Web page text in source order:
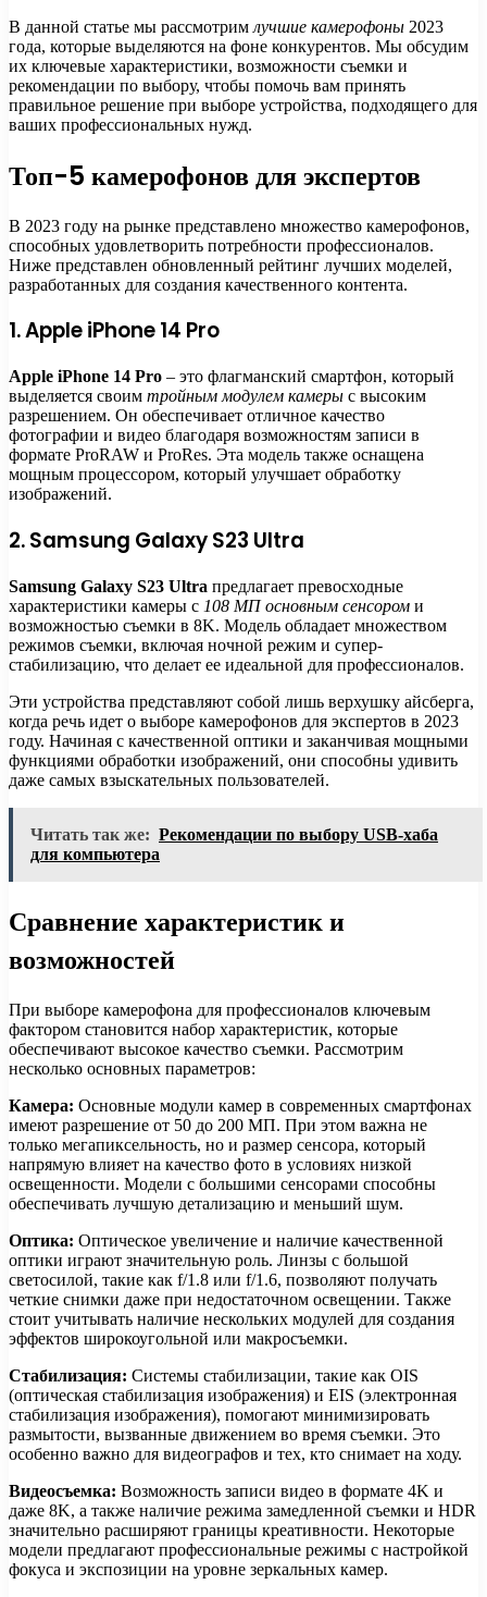
В данной статье мы рассмотрим лучшие камерофоны 2023
года, которые выделяются на фоне конкурентов. Мы обсудим
их ключевые характеристики, возможности съемки и
рекомендации по выбору, чтобы помочь вам принять
правильное решение при выборе устройства, подходящего для
ваших профессиональных нужд.
Топ-5 камерофонов для экспертов
В 2023 году на рынке представлено множество камерофонов,
способных удовлетворить потребности профессионалов.
Ниже представлен обновленный рейтинг лучших моделей,
разработанных для создания качественного контента.
1. Apple iPhone 14 Pro
Apple iPhone 14 Pro – это флагманский смартфон, который
выделяется своим тройным модулем камеры с высоким
разрешением. Он обеспечивает отличное качество
фотографии и видео благодаря возможностям записи в
формате ProRAW и ProRes. Эта модель также оснащена
мощным процессором, который улучшает обработку
изображений.
2. Samsung Galaxy S23 Ultra
Samsung Galaxy S23 Ultra предлагает превосходные
характеристики камеры с 108 МП основным сенсором и
возможностью съемки в 8K. Модель обладает множеством
режимов съемки, включая ночной режим и супер-
стабилизацию, что делает ее идеальной для профессионалов.
Эти устройства представляют собой лишь верхушку айсберга,
когда речь идет о выборе камерофонов для экспертов в 2023
году. Начиная с качественной оптики и заканчивая мощными
функциями обработки изображений, они способны удивить
даже самых взыскательных пользователей.
Читать так же: Рекомендации по выбору USB-хаба
для компьютера
Сравнение характеристик и
возможностей
При выборе камерофона для профессионалов ключевым
фактором становится набор характеристик, которые
обеспечивают высокое качество съемки. Рассмотрим
несколько основных параметров:
Камера: Основные модули камер в современных смартфонах
имеют разрешение от 50 до 200 МП. При этом важна не
только мегапиксельность, но и размер сенсора, который
напрямую влияет на качество фото в условиях низкой
освещенности. Модели с большими сенсорами способны
обеспечивать лучшую детализацию и меньший шум.
Оптика: Оптическое увеличение и наличие качественной
оптики играют значительную роль. Линзы с большой
светосилой, такие как f/1.8 или f/1.6, позволяют получать
четкие снимки даже при недостаточном освещении. Также
стоит учитывать наличие нескольких модулей для создания
эффектов широкоугольной или макросъемки.
Стабилизация: Системы стабилизации, такие как OIS
(оптическая стабилизация изображения) и EIS (электронная
стабилизация изображения), помогают минимизировать
размытости, вызванные движением во время съемки. Это
особенно важно для видеографов и тех, кто снимает на ходу.
Видеосъемка: Возможность записи видео в формате 4K и
даже 8K, а также наличие режима замедленной съемки и HDR
значительно расширяют границы креативности. Некоторые
модели предлагают профессиональные режимы с настройкой
фокуса и экспозиции на уровне зеркальных камер.